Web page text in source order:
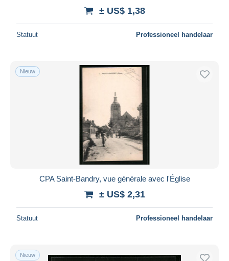
± US$ 1,38
Statuut Professioneel handelaar
Nieuw
CPA Saint-Bandry, vue générale avec l'Église
± US$ 2,31
Statuut Professioneel handelaar
Nieuw